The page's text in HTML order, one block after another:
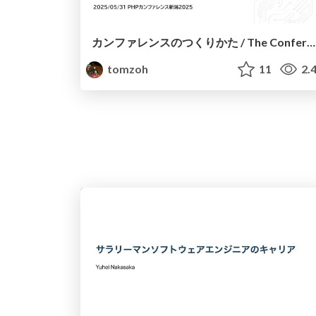
カンファレンスのつくりかた / The Conference Code: What Makes It All Work
tomzoh
11